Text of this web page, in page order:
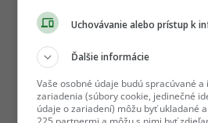
Uchovávanie alebo prístup k
Ďalšie informácie
Vaše osobné údaje budú spracúvané
zariadenia (súbory cookie, jedinečné
údaje o zariadení) môžu byť ukladané